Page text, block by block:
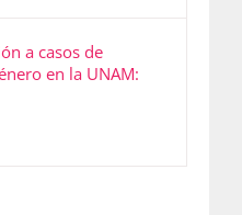
a casos de
en la UNAM: